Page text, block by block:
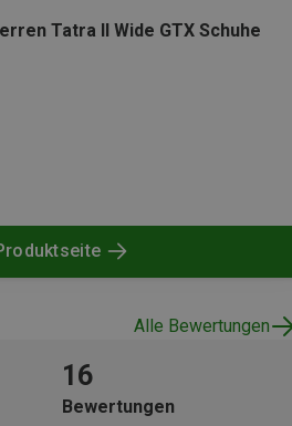
Tatra II Wide GTX Schuhe
Alle Bewertungen
16
Bewertungen